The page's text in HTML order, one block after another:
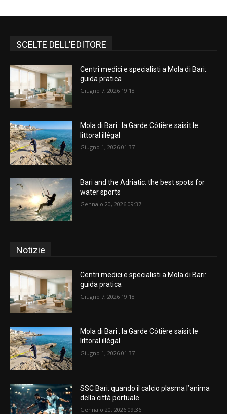
SCELTE DELL'EDITORE
Centri medici e specialisti a Mola di Bari:
guida pratica
Giugno 7, 2026 19:18
Mola di Bari : la Garde Côtière saisit le
littoral illégal
Giugno 1, 2026 01:37
Bari and the Adriatic: the best spots for
water sports
Gennaio 20, 2026 09:37
Notizie
Centri medici e specialisti a Mola di Bari:
guida pratica
Giugno 7, 2026 19:18
Mola di Bari : la Garde Côtière saisit le
littoral illégal
Giugno 1, 2026 01:37
SSC Bari: quando il calcio plasma l’anima
della città portuale
Gennaio 20, 2026 09:36